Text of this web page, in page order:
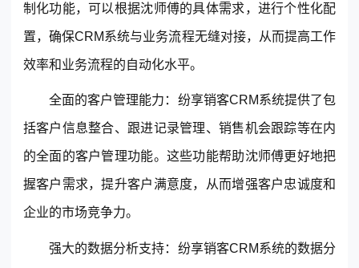
制化功能，可以根据沈师傅的具体需求，进行个性化配
置，确保CRM系统与业务流程无缝对接，从而提高工作
效率和业务流程的自动化水平。
全面的客户管理能力：纷享销客CRM系统提供了包
括客户信息整合、跟进记录管理、销售机会跟踪等在内
的全面的客户管理功能。这些功能帮助沈师傅更好地把
握客户需求，提升客户满意度，从而增强客户忠诚度和
企业的市场竞争力。
强大的数据分析支持：纷享销客CRM系统的数据分